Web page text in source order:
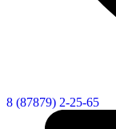
8 (87879) 2-25-65